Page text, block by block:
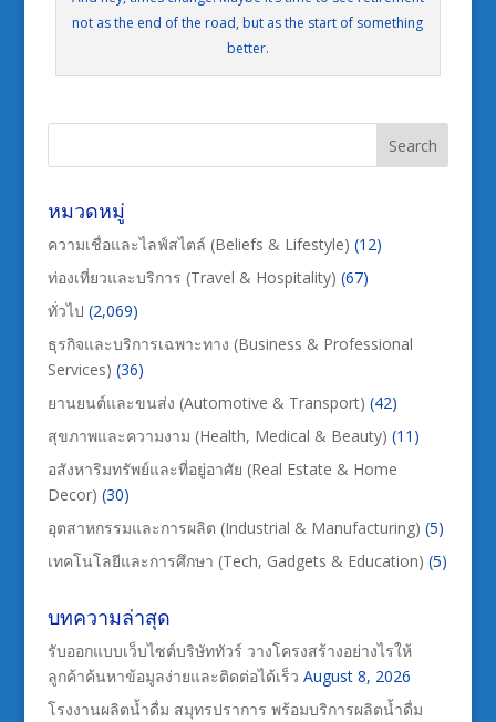
not as the end of the road, but as the start of something
better.
หมวดหมู่
ความเชื่อและไลฟ์สไตล์ (Beliefs & Lifestyle) (12)
ท่องเที่ยวและบริการ (Travel & Hospitality) (67)
ทั่วไป (2,069)
ธุรกิจและบริการเฉพาะทาง (Business & Professional
Services) (36)
ยานยนต์และขนส่ง (Automotive & Transport) (42)
สุขภาพและความงาม (Health, Medical & Beauty) (11)
อสังหาริมทรัพย์และที่อยู่อาศัย (Real Estate & Home
Decor) (30)
อุตสาหกรรมและการผลิต (Industrial & Manufacturing) (5)
เทคโนโลยีและการศึกษา (Tech, Gadgets & Education) (5)
บทความล่าสุด
รับออกแบบเว็บไซต์บริษัททัวร์ วางโครงสร้างอย่างไรให้
ลูกค้าค้นหาข้อมูลง่ายและติดต่อได้เร็ว August 8, 2026
โรงงานผลิตน้ำดื่ม สมุทรปราการ พร้อมบริการผลิตน้ำดื่ม